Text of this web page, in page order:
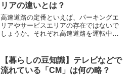
リアの違いとは？
高速道路の定番といえば、パーキングエ
リアやサービスエリアの存在ではないで
しょうか。それぞれ高速道路を運転中に
しょうか？その違いについて調べてみる
と・・・。
【暮らしの豆知識】テレビなどで
流れている「CM」は何の略？